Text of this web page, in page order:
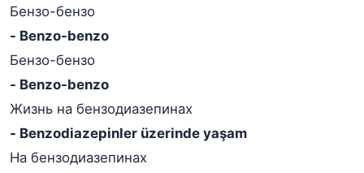
Бензо-бензо
- Benzo-benzo
Бензо-бензо
- Benzo-benzo
Жизнь на бензодиазепинах
- Benzodiazepinler üzerinde yaşam
На бензодиазепинах